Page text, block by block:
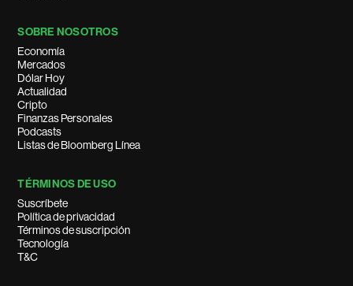
SOBRE NOSOTROS
Economía
Mercados
Dólar Hoy
Actualidad
Cripto
Finanzas Personales
Podcasts
Listas de Bloomberg Línea
TÉRMINOS DE USO
Suscríbete
Política de privacidad
Términos de suscripción
Tecnología
T&C